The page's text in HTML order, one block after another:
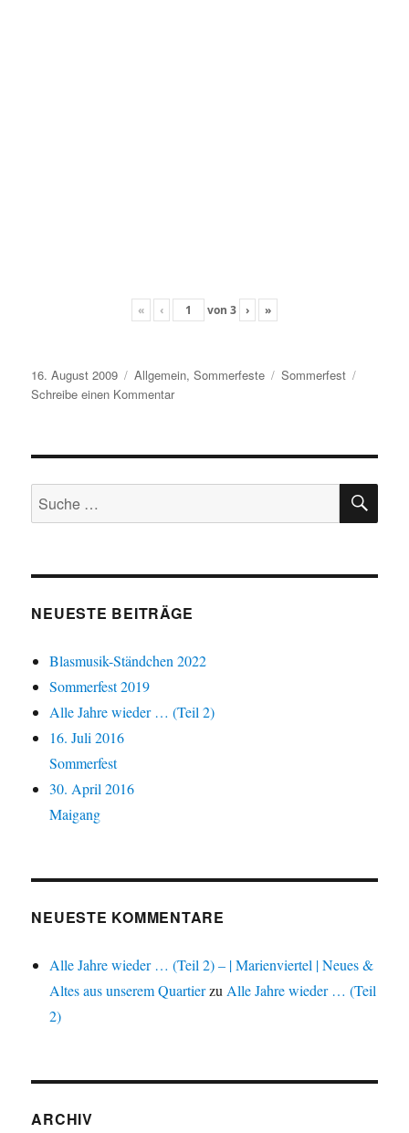
« ‹ von 3 › »
Veröffentlicht
am
16. August 2009 Kategorien
Allgemein,Sommerfeste Schlagwörter
Sommerfest
Schreibe einen Kommentarzu
Suche
nach:
NEUESTE BEITRÄGE
Blasmusik-Ständchen 2022
Sommerfest 2019
Alle Jahre wieder … (Teil 2)
16. Juli 2016
Sommerfest
30. April 2016
Maigang
NEUESTE KOMMENTARE
Alle Jahre wieder … (Teil 2) – | Marienviertel | Neues &
Altes aus unserem Quartierzu Alle Jahre wieder … (Teil
2)
ARCHIV